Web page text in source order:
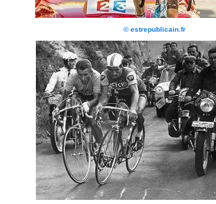
© estrepublicain.fr